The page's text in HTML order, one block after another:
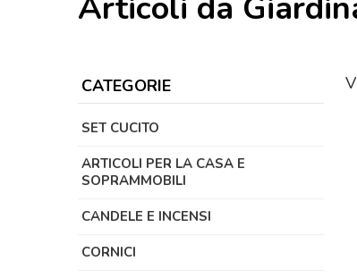
CATEGORIE
SET CUCITO
ARTICOLI PER LA CASA E
SOPRAMMOBILI
CANDELE E INCENSI
CORNICI